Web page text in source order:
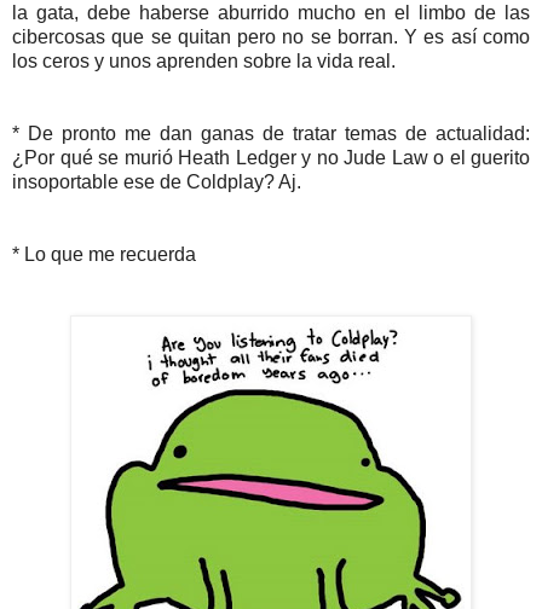
la gata, debe haberse aburrido mucho en el limbo de las
cibercosas que se quitan pero no se borran. Y es así como
los ceros y unos aprenden sobre la vida real.
* De pronto me dan ganas de tratar temas de actualidad:
¿Por qué se murió Heath Ledger y no Jude Law o el guerito
insoportable ese de Coldplay? Aj.
* Lo que me recuerda